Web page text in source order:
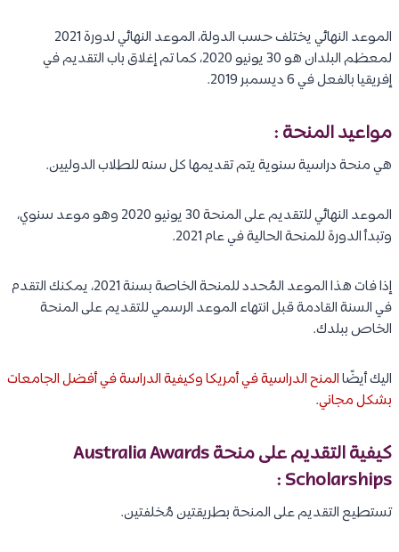
الموعد النهائي يختلف حسب الدولة، الموعد النهائي لدورة 2021
لمعظم البلدان هو 30 يونيو 2020، كما تم إغلاق باب التقديم في
إفريقيا بالفعل في 6 ديسمبر 2019.
مواعيد المنحة :
هي منحة دراسية سنوية يتم تقديمها كل سنه للطلاب الدوليين.
الموعد النهائي للتقديم على المنحة 30 يونيو 2020 وهو موعد سنوي،
وتبدأ الدورة للمنحة الحالية في عام 2021.
إذا فات هذا الموعد المُحدد للمنحة الخاصة بسنة 2021، يمكنك التقدم
في السنة القادمة قبل انتهاء الموعد الرسمي للتقديم على المنحة
الخاص ببلدك.
اليك أيضًاالمنح الدراسية في أمريكا وكيفية الدراسة في أفضل الجامعات
بشكل مجاني.
كيفية التقديم على منحة Australia Awards
Scholarships :
تستطيع التقديم على المنحة بطريقتين مُخلفتين.